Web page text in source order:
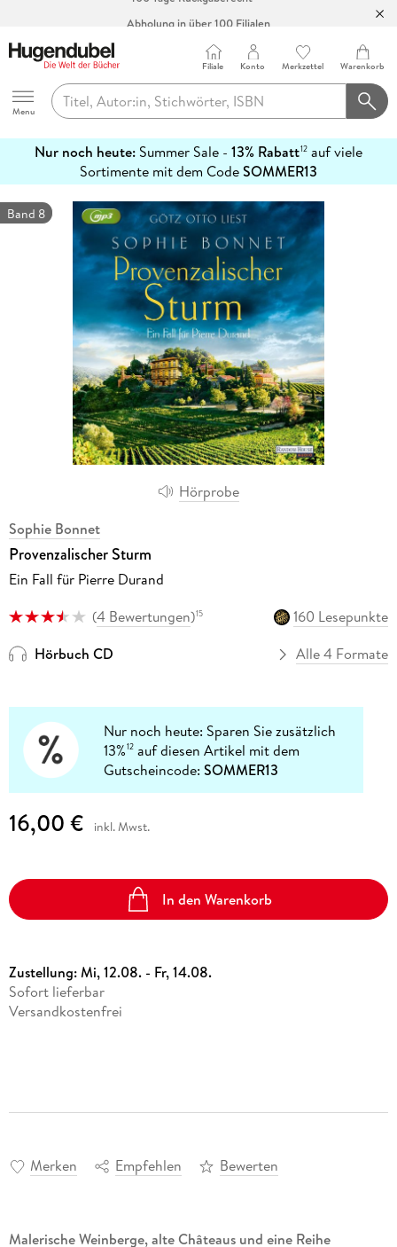
Hugendubel
Menu
Filiale Konto Merkzettel Warenkorb
Nur noch heute: Summer Sale - 13% Rabatt12 auf viele
Sortimente mit dem CodeSOMMER13
erfahren
Hörprobe
Band 8
Sophie Bonnet
Provenzalischer Sturm
Ein Fall für Pierre Durand
(4 Bewertungen)15
160 Lesepunkte
Hörbuch CD
Alle 4 Formate
Nur noch heute: Sparen Sie zusätzlich
13%12 auf diesen Artikel mit dem
Gutscheincode:SOMMER13
16,00 € inkl. Mwst.
In den Warenkorb
Zustellung:Mi, 12.08. - Fr, 14.08.
Sofort lieferbar
Versandkostenfrei
Merken Empfehlen Bewerten
Malerische Weinberge, alte Châteaus und eine Reihe